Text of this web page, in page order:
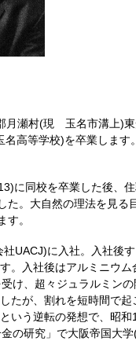
瀬村(現 玉名市溝上)東
高等学校)を卒業します
に同校を卒業した後、
。大自然の理法を見る
。
UACJ)に入社。入社後
。入社後はアルミニウ
け、超々ジュラルミン
たが、割れを短時間で
いう逆転の発想で、昭
の研究」で大阪帝国大